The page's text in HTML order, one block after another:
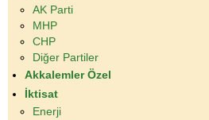
AK Parti
MHP
CHP
Diğer Partiler
Akkalemler Özel
İktisat
Enerji